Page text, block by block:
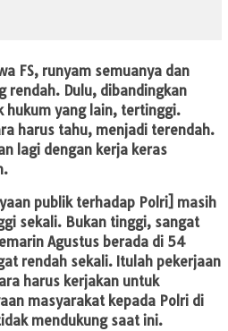
FS, runyam semuanya dan
rendah. Dulu, dibandingkan
yang lain, tertinggi.
harus tahu, menjadi terendah.
lagi dengan kerja keras
publik terhadap Polri] masih
sekali. Bukan tinggi, sangat
Agustus berada di 54
rendah sekali. Itulah pekerjaan
harus kerjakan untuk
masyarakat kepada Polri di
mendukung saat ini.